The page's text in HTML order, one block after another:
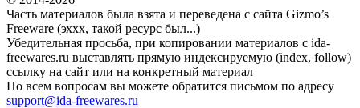
Часть материалов была взята и переведена с сайта Gizmo’s
Freeware (эххх, такой ресурс был...)
Убедительная просьба, при копировании материалов с ida-
freewares.ru выставлять прямую индексируемую (index, follow)
ссылку на сайт или на конкретный материал
По всем вопросам вы можете обратится письмом по адресу
support@ida-freewares.ru